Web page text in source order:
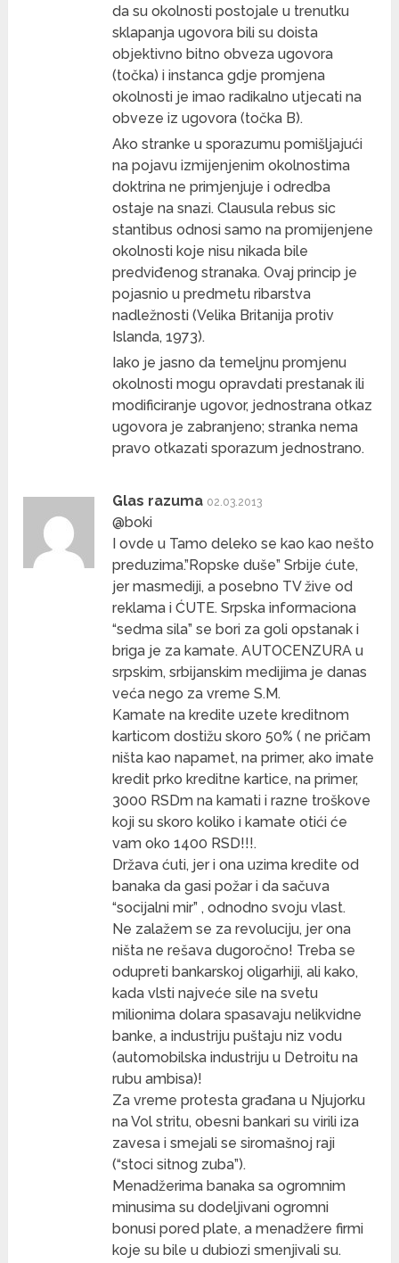
da su okolnosti postojale u trenutku
sklapanja ugovora bili su doista
objektivno bitno obveza ugovora
(točka) i instanca gdje promjena
okolnosti je imao radikalno utjecati na
obveze iz ugovora (točka B).
Ako stranke u sporazumu pomišljajući
na pojavu izmijenjenim okolnostima
doktrina ne primjenjuje i odredba
ostaje na snazi​​. Clausula rebus sic
stantibus odnosi samo na promijenjene
okolnosti koje nisu nikada bile
predviđenog stranaka. Ovaj princip je
pojasnio u predmetu ribarstva
nadležnosti (Velika Britanija protiv
Islanda, 1973).
Iako je jasno da temeljnu promjenu
okolnosti mogu opravdati prestanak ili
modificiranje ugovor, jednostrana otkaz
ugovora je zabranjeno; stranka nema
pravo otkazati sporazum jednostrano.
Glas razuma 02.03.2013
@boki
I ovde u Tamo deleko se kao kao nešto
preduzima.”Ropske duše” Srbije ćute,
jer masmediji, a posebno TV žive od
reklama i ĆUTE. Srpska informaciona
“sedma sila” se bori za goli opstanak i
briga je za kamate. AUTOCENZURA u
srpskim, srbijanskim medijima je danas
veća nego za vreme S.M.
Kamate na kredite uzete kreditnom
karticom dostižu skoro 50% ( ne pričam
ništa kao napamet, na primer, ako imate
kredit prko kreditne kartice, na primer,
3000 RSDm na kamati i razne troškove
koji su skoro koliko i kamate otići će
vam oko 1400 RSD!!!.
Država ćuti, jer i ona uzima kredite od
banaka da gasi požar i da sačuva
“socijalni mir” , odnodno svoju vlast.
Ne zalažem se za revoluciju, jer ona
ništa ne rešava dugoročno! Treba se
odupreti bankarskoj oligarhiji, ali kako,
kada vlsti najveće sile na svetu
milionima dolara spasavaju nelikvidne
banke, a industriju puštaju niz vodu
(automobilska industriju u Detroitu na
rubu ambisa)!
Za vreme protesta građana u Njujorku
na Vol stritu, obesni bankari su virili iza
zavesa i smejali se siromašnoj raji
(“stoci sitnog zuba”).
Menadžerima banaka sa ogromnim
minusima su dodeljivani ogromni
bonusi pored plate, a menadžere firmi
koje su bile u dubiozi smenjivali su.